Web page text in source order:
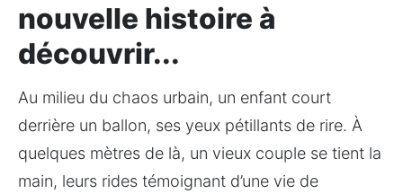
nouvelle histoire à
découvrir...
Au milieu du chaos urbain, un enfant court
derrière un ballon, ses yeux pétillants de rire. À
quelques mètres de là, un vieux couple se tient la
main, leurs rides témoignant d’une vie de